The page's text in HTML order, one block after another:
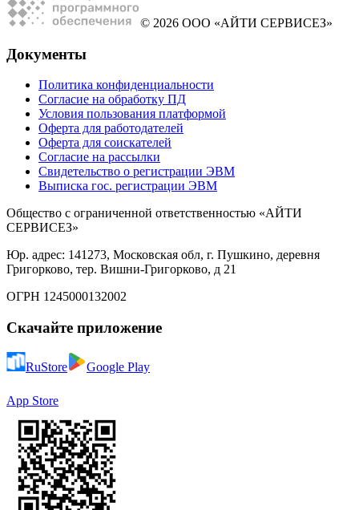
© 2026 ООО «АЙТИ СЕРВИСЕЗ»
Документы
Политика конфиденциальности
Согласие на обработку ПД
Условия пользования платформой
Оферта для работодателей
Оферта для соискателей
Согласие на рассылки
Свидетельство о регистрации ЭВМ
Выписка гос. регистрации ЭВМ
Общество с ограниченной ответственностью «АЙТИ
СЕРВИСЕЗ»
Юр. адрес: 141273, Московская обл, г. Пушкино, деревня
Григорково, тер. Вишни-Григорково, д 21
ОГРН 1245000132002
Скачайте приложение
RuStore Google Play
App Store